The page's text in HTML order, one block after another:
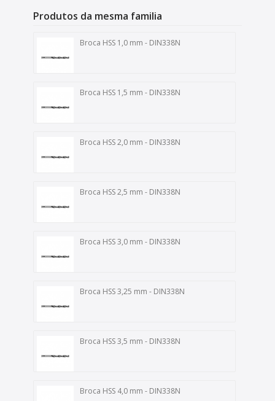
Produtos da mesma familia
Broca HSS 1,0 mm - DIN338N
Broca HSS 1,5 mm - DIN338N
Broca HSS 2,0 mm - DIN338N
Broca HSS 2,5 mm - DIN338N
Broca HSS 3,0 mm - DIN338N
Broca HSS 3,25 mm - DIN338N
Broca HSS 3,5 mm - DIN338N
Broca HSS 4,0 mm - DIN338N